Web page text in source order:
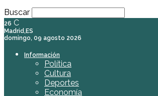
Buscar
26 C
Madrid,ES
domingo, 09 agosto 2026
Información
Política
Cultura
Deportes
Economía